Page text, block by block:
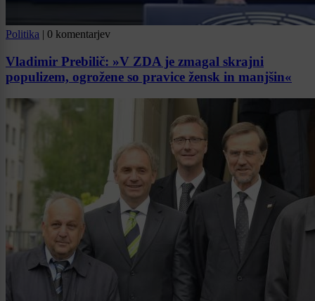
Politika | 0 komentarjev
Vladimir Prebilič: »V ZDA je zmagal skrajni
populizem, ogrožene so pravice žensk in manjšin«